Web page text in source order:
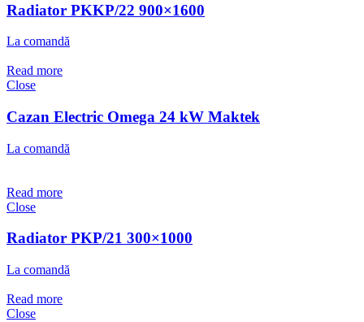
Radiator PKKP/22 900×1600
La comandă
Read more
Close
Cazan Electric Omega 24 kW Maktek
La comandă
Read more
Close
Radiator PKP/21 300×1000
La comandă
Read more
Close